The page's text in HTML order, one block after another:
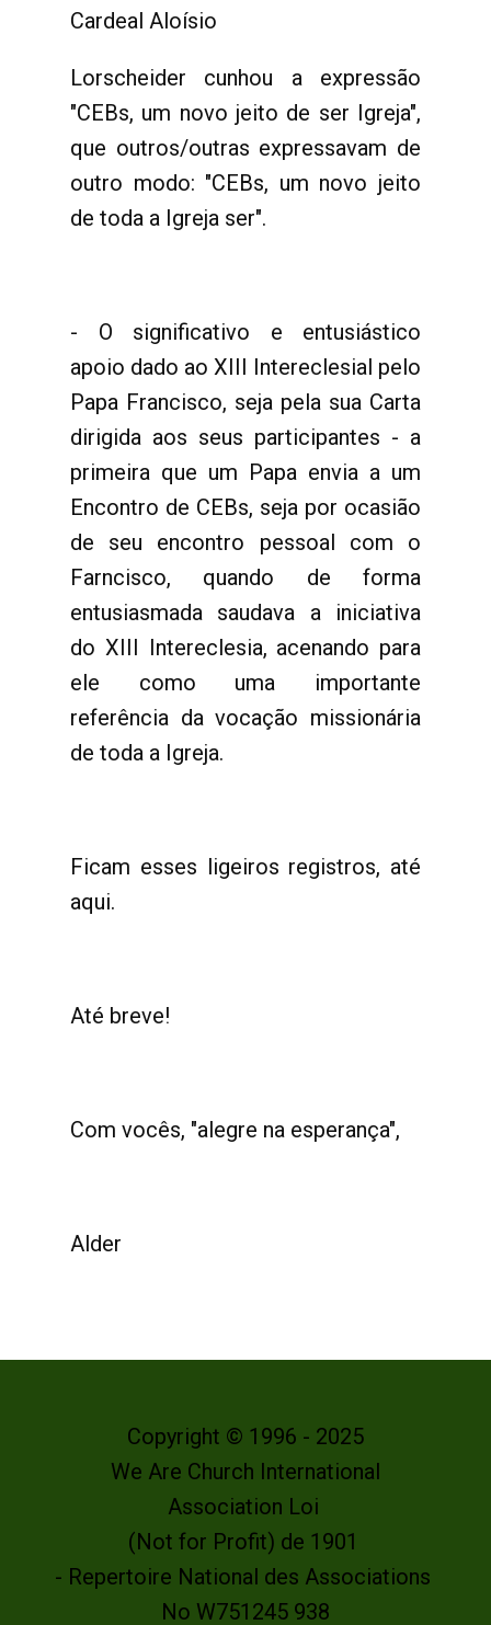
Cardeal Aloísio
Lorscheider cunhou a expressão
"CEBs, um novo jeito de ser Igreja",
que outros/outras expressavam de
outro modo: "CEBs, um novo jeito
de toda a Igreja ser".
- O significativo e entusiástico
apoio dado ao XIII Intereclesial pelo
Papa Francisco, seja pela sua Carta
dirigida aos seus participantes - a
primeira que um Papa envia a um
Encontro de CEBs, seja por ocasião
de seu encontro pessoal com o
Farncisco, quando de forma
entusiasmada saudava a iniciativa
do XIII Intereclesia, acenando para
ele como uma importante
referência da vocação missionária
de toda a Igreja.
Ficam esses ligeiros registros, até
aqui.
Até breve!
Com vocês, "alegre na esperança",
Alder
Copyright © 1996 - 2025
We Are Church International
Association Loi
(Not for Profit) de 1901
- Repertoire National des Associations
No W751245 938